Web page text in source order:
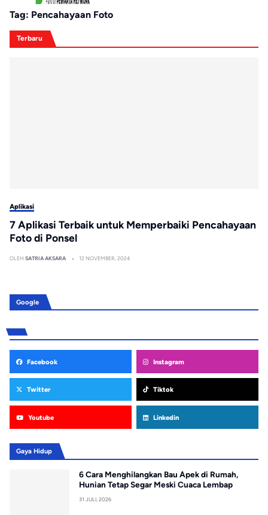
Tag: Pencahayaan Foto
Terbaru
Aplikasi
7 Aplikasi Terbaik untuk Memperbaiki Pencahayaan
Foto di Ponsel
OLEH SATRIA AKSARA 12 NOVEMBER, 2024
Google
Facebook Instagram
Twitter Tiktok
Youtube Linkedin
Gaya Hidup
6 Cara Menghilangkan Bau Apek di Rumah,
Hunian Tetap Segar Meski Cuaca Lembap
31 JULI, 2026